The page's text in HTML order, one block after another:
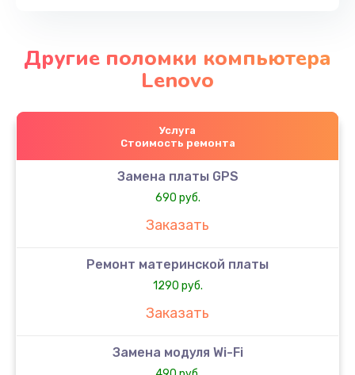
Другие поломки компьютера
Lenovo
Услуга
Стоимость ремонта
Замена платы GPS
690 руб.
Заказать
Ремонт материнской платы
1290 руб.
Заказать
Замена модуля Wi-Fi